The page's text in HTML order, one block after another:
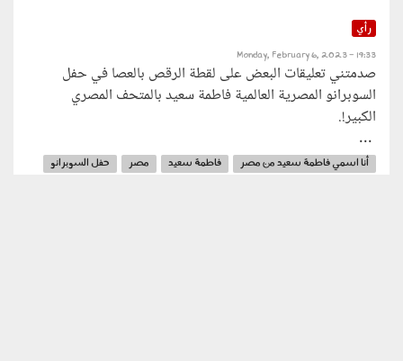
رأي
Monday, February 6, 2023 - 19:33
صدمتني تعليقات البعض على لقطة الرقص بالعصا في حفل
السوبرانو المصرية العالمية فاطمة سعيد بالمتحف المصري
الكبير!.
...
أنا اسمي فاطمة سعيد من مصر فاطمة سعيد مصر
حفل السوبرانو